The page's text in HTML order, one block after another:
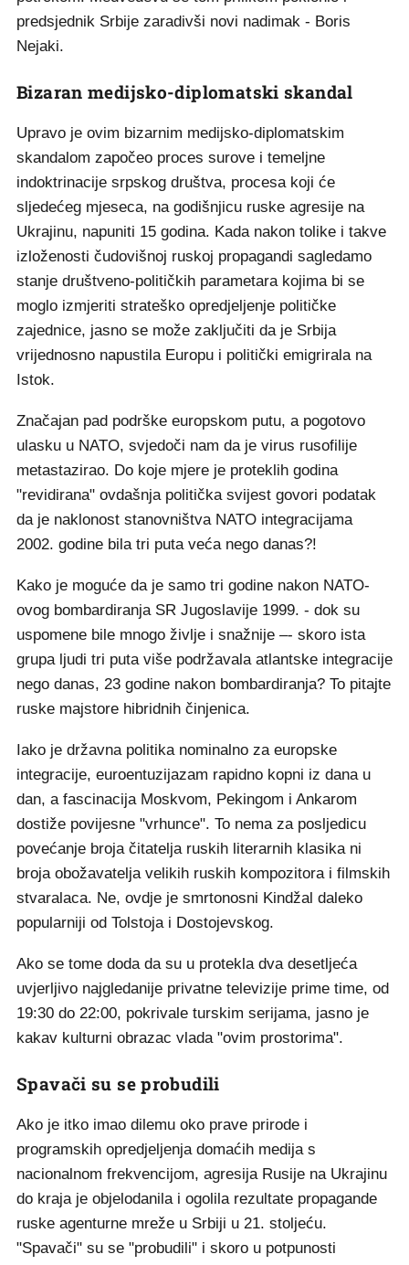
predsjednik Srbije zaradivši novi nadimak - Boris
Nejaki.
Bizaran medijsko-diplomatski skandal
Upravo je ovim bizarnim medijsko-diplomatskim
skandalom započeo proces surove i temeljne
indoktrinacije srpskog društva, procesa koji će
sljedećeg mjeseca, na godišnjicu ruske agresije na
Ukrajinu, napuniti 15 godina. Kada nakon tolike i takve
izloženosti čudovišnoj ruskoj propagandi sagledamo
stanje društveno-političkih parametara kojima bi se
moglo izmjeriti strateško opredjeljenje političke
zajednice, jasno se može zaključiti da je Srbija
vrijednosno napustila Europu i politički emigrirala na
Istok.
Značajan pad podrške europskom putu, a pogotovo
ulasku u NATO, svjedoči nam da je virus rusofilije
metastazirao. Do koje mjere je proteklih godina
"revidirana" ovdašnja politička svijest govori podatak
da je naklonost stanovništva NATO integracijama
2002. godine bila tri puta veća nego danas?!
Kako je moguće da je samo tri godine nakon NATO-
ovog bombardiranja SR Jugoslavije 1999. - dok su
uspomene bile mnogo življe i snažnije –- skoro ista
grupa ljudi tri puta više podržavala atlantske integracije
nego danas, 23 godine nakon bombardiranja? To pitajte
ruske majstore hibridnih činjenica.
Iako je državna politika nominalno za europske
integracije, euroentuzijazam rapidno kopni iz dana u
dan, a fascinacija Moskvom, Pekingom i Ankarom
dostiže povijesne "vrhunce". To nema za posljedicu
povećanje broja čitatelja ruskih literarnih klasika ni
broja obožavatelja velikih ruskih kompozitora i filmskih
stvaralaca. Ne, ovdje je smrtonosni Kindžal daleko
popularniji od Tolstoja i Dostojevskog.
Ako se tome doda da su u protekla dva desetljeća
uvjerljivo najgledanije privatne televizije prime time, od
19:30 do 22:00, pokrivale turskim serijama, jasno je
kakav kulturni obrazac vlada "ovim prostorima".
Spavači su se probudili
Ako je itko imao dilemu oko prave prirode i
programskih opredjeljenja domaćih medija s
nacionalnom frekvencijom, agresija Rusije na Ukrajinu
do kraja je objelodanila i ogolila rezultate propagande
ruske agenturne mreže u Srbiji u 21. stoljeću.
"Spavači" su se "probudili" i skoro u potpunosti